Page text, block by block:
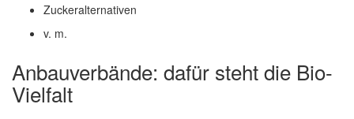
Zuckeralternativen
v. m.
Anbauverbände: dafür steht die Bio-
Vielfalt